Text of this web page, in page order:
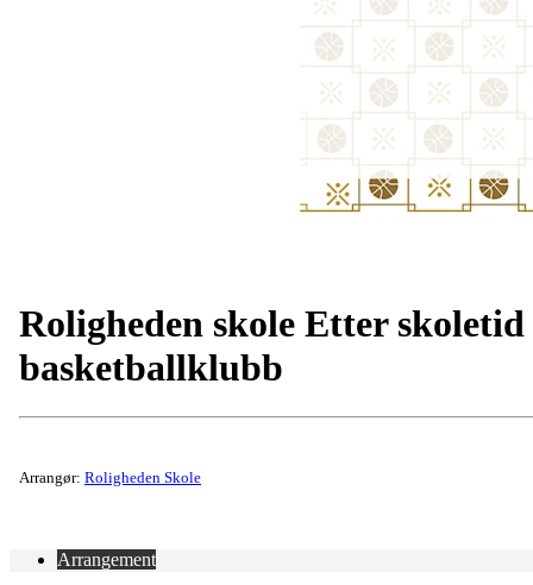
Roligheden skole Etter skoletid
basketballklubb
Arrangør: Roligheden Skole
Arrangement